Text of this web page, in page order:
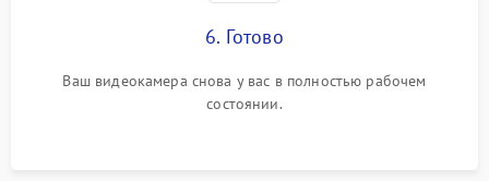
6. Готово
Ваш видеокамера снова у вас в полностью рабочем
состоянии.